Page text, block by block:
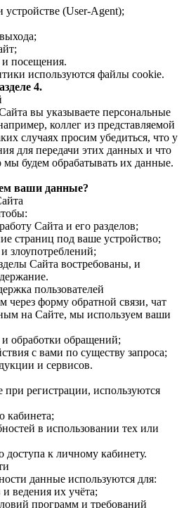
устройстве (User-Agent);
и посещения.
используются файлы cookie.
4.
вы указываете персональные
коллег из представляемой
случаях просим убедиться, что у
для передачи этих данных и что
будем обрабатывать их данные.
ваши данные?
Сайта и его разделов;
страниц под ваше устройство;
злоупотреблений;
Сайта востребованы, и
пользователей
через форму обратной связи, чат
на Сайте, мы используем ваши
обработки обращений;
с вами по существу запроса;
и сервисов.
регистрации, используются
кабинета;
в использовании тех или
доступа к личному кабинету.
данные используются для:
и ведения их учёта;
программ и требований